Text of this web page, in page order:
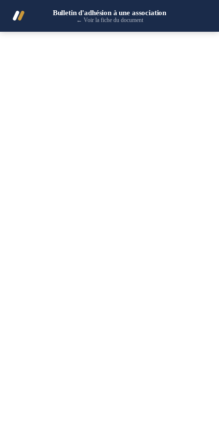
Bulletin d'adhésion à une association
← Voir la fiche du document